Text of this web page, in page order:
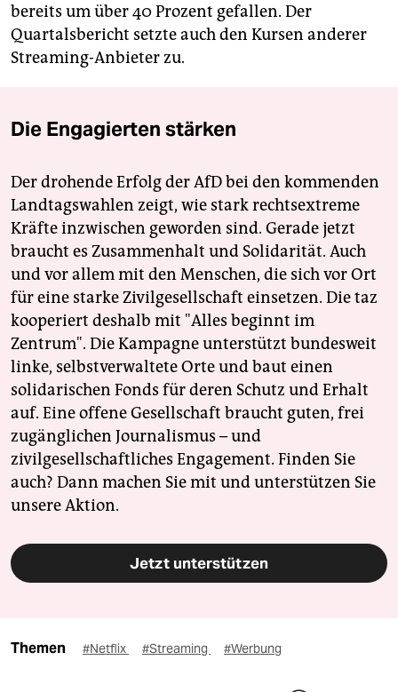
bereits um über 40 Prozent gefallen. Der
Quartalsbericht setzte auch den Kursen anderer
Streaming-Anbieter zu.
Die Engagierten stärken
Der drohende Erfolg der AfD bei den kommenden
Landtagswahlen zeigt, wie stark rechtsextreme
Kräfte inzwischen geworden sind. Gerade jetzt
braucht es Zusammenhalt und Solidarität. Auch
und vor allem mit den Menschen, die sich vor Ort
für eine starke Zivilgesellschaft einsetzen. Die taz
kooperiert deshalb mit "Alles beginnt im
Zentrum". Die Kampagne unterstützt bundesweit
linke, selbstverwaltete Orte und baut einen
solidarischen Fonds für deren Schutz und Erhalt
auf. Eine offene Gesellschaft braucht guten, frei
zugänglichen Journalismus – und
zivilgesellschaftliches Engagement. Finden Sie
auch? Dann machen Sie mit und unterstützen Sie
unsere Aktion.
Jetzt unterstützen
Themen #Netflix #Streaming #Werbung